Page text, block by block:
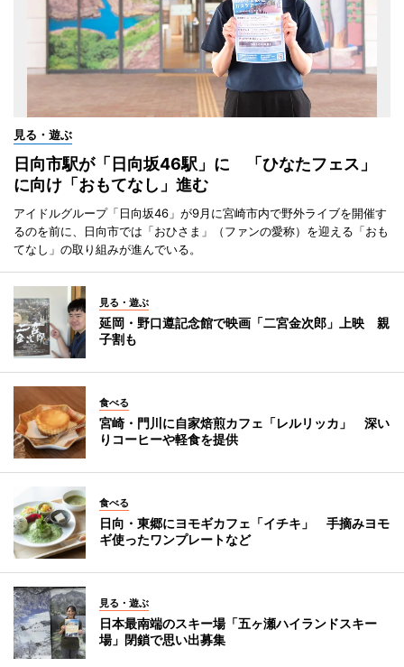
見る・遊ぶ
日向市駅が「日向坂46駅」に 「ひなたフェス」
に向け「おもてなし」進む
アイドルグループ「日向坂46」が9月に宮崎市内で野外ライブを開催す
るのを前に、日向市では「おひさま」（ファンの愛称）を迎える「おも
てなし」の取り組みが進んでいる。
見る・遊ぶ
延岡・野口遵記念館で映画「二宮金次郎」上映 親
子割も
食べる
宮崎・門川に自家焙煎カフェ「レルリッカ」 深い
りコーヒーや軽食を提供
食べる
日向・東郷にヨモギカフェ「イチキ」 手摘みヨモ
ギ使ったワンプレートなど
見る・遊ぶ
日本最南端のスキー場「五ヶ瀬ハイランドスキー
場」閉鎖で思い出募集